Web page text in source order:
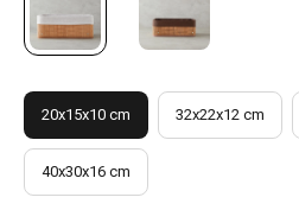
20x15x10 cm 32x22x12 cm
40x30x16 cm